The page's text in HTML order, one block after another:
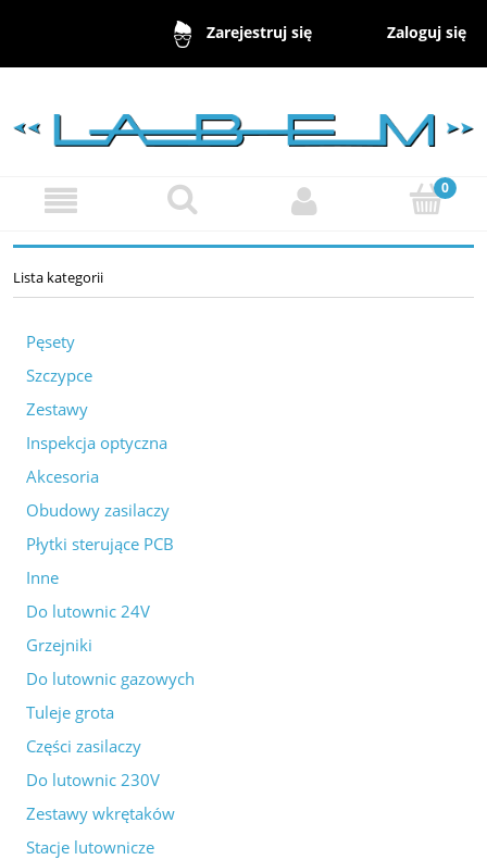
Zarejestruj się Zaloguj się
Lista kategorii
Pęsety
Szczypce
Zestawy
Inspekcja optyczna
Akcesoria
Obudowy zasilaczy
Płytki sterujące PCB
Inne
Do lutownic 24V
Grzejniki
Do lutownic gazowych
Tuleje grota
Części zasilaczy
Do lutownic 230V
Zestawy wkrętaków
Stacje lutownicze